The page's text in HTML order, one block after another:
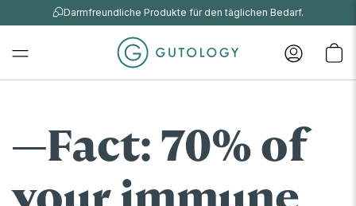
Darmfreundliche Produkte für den täglichen Bedarf.
Fact: 70% of